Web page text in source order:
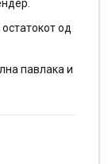
од
павлака и